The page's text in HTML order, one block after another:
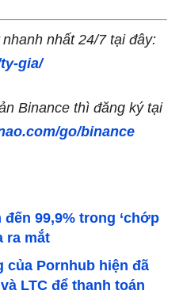
nhất 24/7 tại đây:
gia/
Binance thì đăng ký tại
go/binance
99,9% trong ‘chớp
ra mắt
của Pornhub hiện đã
LTC để thanh toán